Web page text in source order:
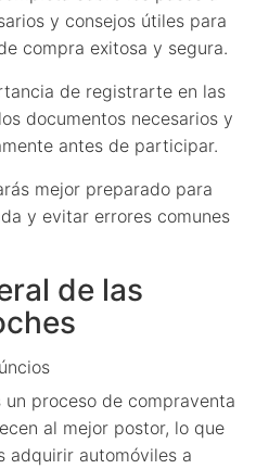
y consejos útiles para
compra exitosa y segura.
de registrarte en las
documentos necesarios y
antes de participar.
mejor preparado para
y evitar errores comunes
de las
proceso de compraventa
al mejor postor, lo que
adquirir automóviles a